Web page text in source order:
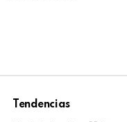
Tendencias